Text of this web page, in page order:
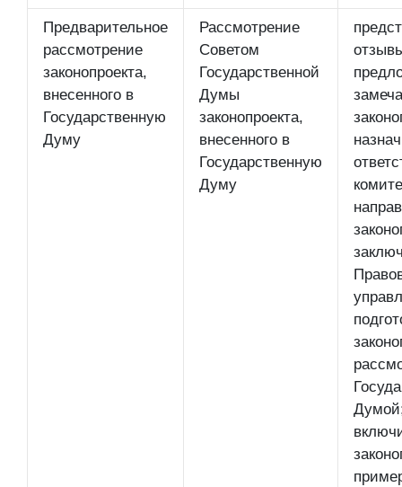
Предварительное
рассмотрение
законопроекта,
внесенного в
Государственную
Думу
Рассмотрение
Советом
Государственной
Думы
законопроекта,
внесенного в
Государственную
Думу